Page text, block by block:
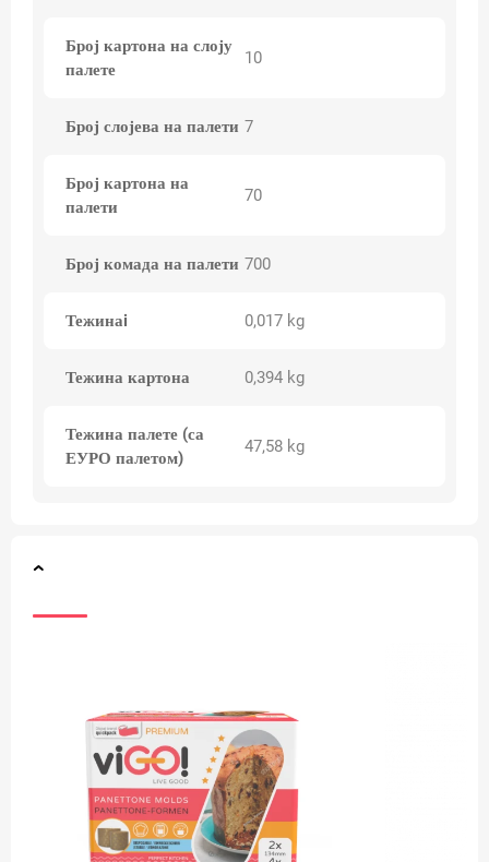
Број картона на слоју
палете
10
Број слојева на палети 7
Број картона на
палети
70
Број комада на палети 700
Тежинаi 0,017 kg
Тежина картона 0,394 kg
Тежина палете (са
ЕУРО палетом)
47,58 kg